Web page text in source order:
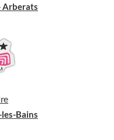
Arberats
Bains